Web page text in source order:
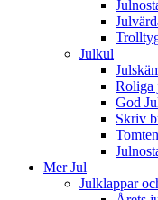
Julkul
Roliga
God
Skriv
Mer Jul
Julklappar